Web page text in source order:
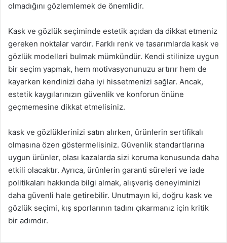
olmadığını gözlemlemek de önemlidir.
Kask ve gözlük seçiminde estetik açıdan da dikkat etmeniz
gereken noktalar vardır. Farklı renk ve tasarımlarda kask ve
gözlük modelleri bulmak mümkündür. Kendi stilinize uygun
bir seçim yapmak, hem motivasyonunuzu artırır hem de
kayarken kendinizi daha iyi hissetmenizi sağlar. Ancak,
estetik kaygılarınızın güvenlik ve konforun önüne
geçmemesine dikkat etmelisiniz.
kask ve gözlüklerinizi satın alırken, ürünlerin sertifikalı
olmasına özen göstermelisiniz. Güvenlik standartlarına
uygun ürünler, olası kazalarda sizi koruma konusunda daha
etkili olacaktır. Ayrıca, ürünlerin garanti süreleri ve iade
politikaları hakkında bilgi almak, alışveriş deneyiminizi
daha güvenli hale getirebilir. Unutmayın ki, doğru kask ve
gözlük seçimi, kış sporlarının tadını çıkarmanız için kritik
bir adımdır.